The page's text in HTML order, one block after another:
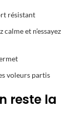
résistant
calme et n’essayez
voleurs partis
reste la